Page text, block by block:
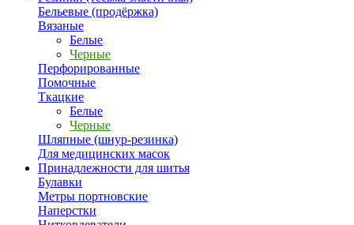
Бельевые (продёржка)
Вязаные
Белые
Черные
Перфорированные
Помочные
Ткацкие
Белые
Черные
Шляпные (шнур-резинка)
Для медицинских масок
Принадлежности для шитья
Булавки
Метры портновские
Наперстки